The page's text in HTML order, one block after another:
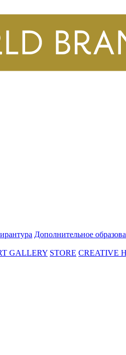
Дополнительное
GALLERY STORE CREATIVE